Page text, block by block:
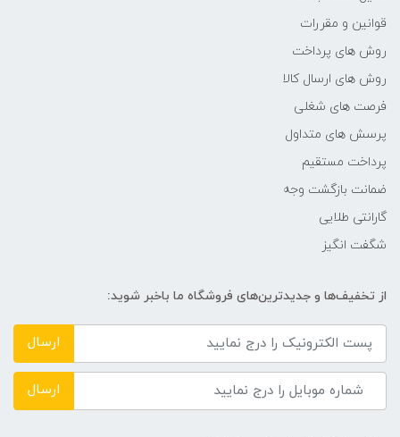
NVIDIA
حافظه اختصاصی پردازنده گرافیکی
6GB
قوانین و مقررات
روش های پرداخت
روش های ارسال کالا
فرصت های شغلی
پرسش های متداول
پرداخت مستقیم
ضمانت بازگشت وجه
گارانتی طلایی
شگفت انگیز
از تخفیف‌ها و جدیدترین‌های فروشگاه ما باخبر شوید:
ارسال
ارسال